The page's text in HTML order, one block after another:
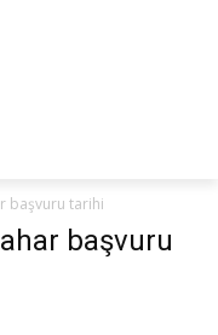
başvuru tarihi
başvuru